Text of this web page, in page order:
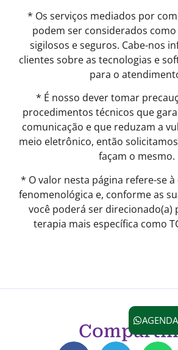
* Os serviços mediados por
podem ser considerados
sigilosos e seguros. Cabe-nos
clientes sobre as tecnologias e
para o
* É nosso dever tomar
procedimentos técnicos que
comunicação e que reduzam a
meio eletrônico, então
façam o mesmo.
* O valor nesta página refere-se
fenomenológica e, conforme as
você poderá ser direcionado(a)
terapia mais específica como